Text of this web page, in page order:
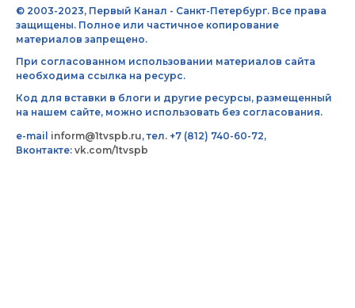
© 2003-2023, Первый Канал - Санкт-Петербург. Все права
защищены. Полное или частичное копирование
материалов запрещено.
При согласованном использовании материалов сайта
необходима ссылка на ресурс.
Код для вставки в блоги и другие ресурсы, размещенный
на нашем сайте, можно использовать без согласования.
e-mail inform@1tvspb.ru, тел. +7 (812) 740-60-72,
Вконтакте: vk.com/1tvspb